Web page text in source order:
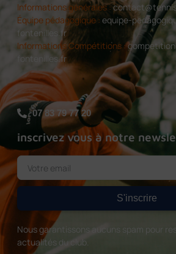
Informations générales :
Équipe pédagogique : equipe-
fontenilles.fr
Informations Compétitions :
fontenilles.fr
07 83 79 77 20
inscrivez vous à notre
S'inscrire
Nous garantissons aucuns spam pour
actualités du club.